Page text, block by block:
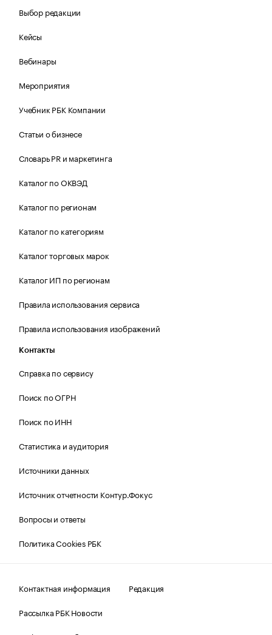
Выбор редакции
Кейсы
Вебинары
Мероприятия
Учебник РБК Компании
Статьи о бизнесе
Словарь PR и маркетинга
Каталог по ОКВЭД
Каталог по регионам
Каталог по категориям
Каталог торговых марок
Каталог ИП по регионам
Правила использования сервиса
Правила использования изображений
Контакты
Справка по сервису
Поиск по ОГРН
Поиск по ИНН
Статистика и аудитория
Источники данных
Источник отчетности Контур.Фокус
Вопросы и ответы
Политика Cookies РБК
Контактная информация
Редакция
Рассылка РБК Новости